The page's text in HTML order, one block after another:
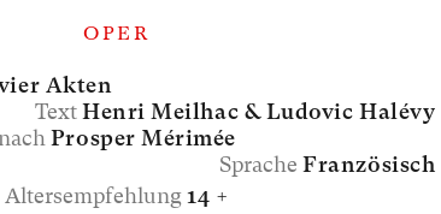
OPER
Akten
TextHenri Meilhac &Ludovic Halévy
Prosper Mérimée
SpracheFranzösisch
Altersempfehlung14 +